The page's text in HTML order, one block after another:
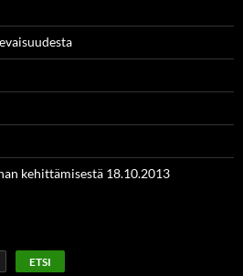
kehittämisestä 18.10.2013
ETSI